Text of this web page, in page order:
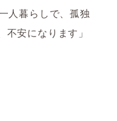
人暮らしで、孤独
安になります」